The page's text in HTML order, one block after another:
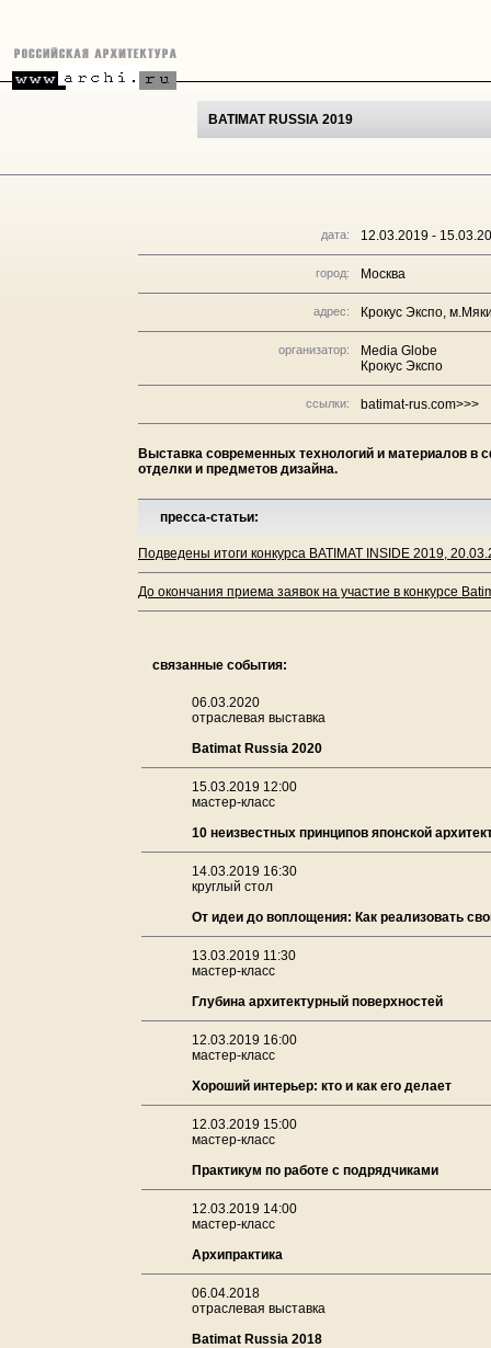
BATIMAT RUSSIA 2019
дата: 12.03.2019 -
город: Москва
адрес: Крокус Экспо,
организатор:
Media Globe
Крокус Экспо
ссылки: batimat-rus.com>>>
Выставка современных технологий и материалов в
отделки и предметов дизайна.
пресса-статьи:
Подведены итоги конкурса BATIMAT INSIDE 2019,
До окончания приема заявок на участие в конкурсе
связанные события:
06.03.2020
отраслевая выставка
Batimat Russia 2020
15.03.2019 12:00
мастер-класс
10 неизвестных принципов японской
14.03.2019 16:30
круглый стол
От идеи до воплощения: Как реализовать
13.03.2019 11:30
мастер-класс
Глубина архитектурный поверхностей
12.03.2019 16:00
мастер-класс
Хороший интерьер: кто и как его делает
12.03.2019 15:00
мастер-класс
Практикум по работе с подрядчиками
12.03.2019 14:00
мастер-класс
Архипрактика
06.04.2018
отраслевая выставка
Batimat Russia 2018